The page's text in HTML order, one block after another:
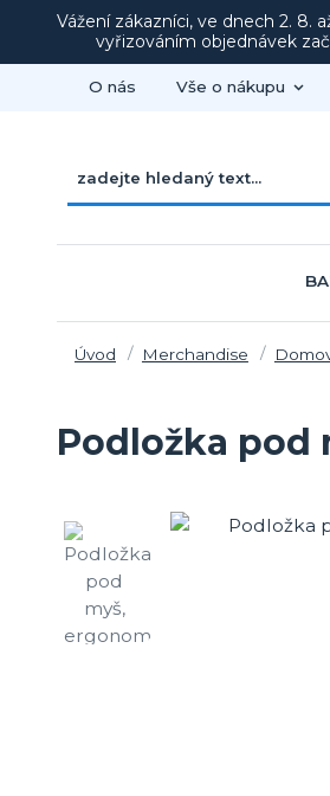
Vážení zákazníci, ve dnech 2. 8.
vyřizováním objednávek
O nás Vše o nákupu
Úvod Merchandise
Podložka pod